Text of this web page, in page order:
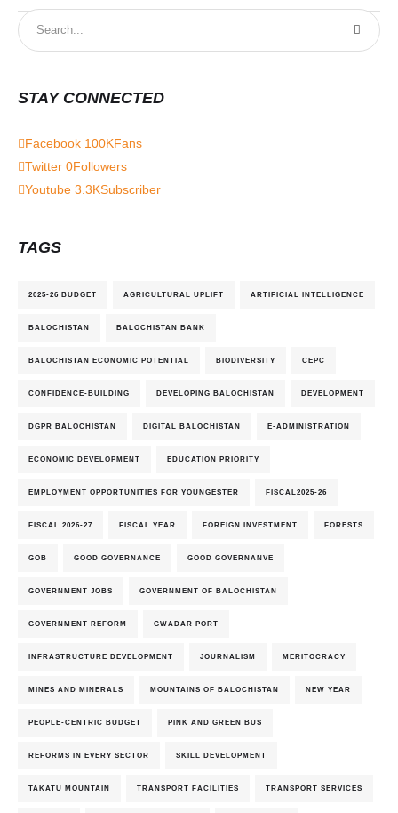
STAY CONNECTED
Facebook 100KFans
Twitter 0Followers
Youtube 3.3KSubscriber
TAGS
2025-26 BUDGET AGRICULTURAL UPLIFT ARTIFICIAL INTELLIGENCE
BALOCHISTAN BALOCHISTAN BANK
BALOCHISTAN ECONOMIC POTENTIAL BIODIVERSITY CEPC
CONFIDENCE-BUILDING DEVELOPING BALOCHISTAN DEVELOPMENT
DGPR BALOCHISTAN DIGITAL BALOCHISTAN E-ADMINISTRATION
ECONOMIC DEVELOPMENT EDUCATION PRIORITY
EMPLOYMENT OPPORTUNITIES FOR YOUNGESTER FISCAL2025-26
FISCAL 2026-27 FISCAL YEAR FOREIGN INVESTMENT FORESTS
GOB GOOD GOVERNANCE GOOD GOVERNANVE
GOVERNMENT JOBS GOVERNMENT OF BALOCHISTAN
GOVERNMENT REFORM GWADAR PORT
INFRASTRUCTURE DEVELOPMENT JOURNALISM MERITOCRACY
MINES AND MINERALS MOUNTAINS OF BALOCHISTAN NEW YEAR
PEOPLE-CENTRIC BUDGET PINK AND GREEN BUS
REFORMS IN EVERY SECTOR SKILL DEVELOPMENT
TAKATU MOUNTAIN TRANSPORT FACILITIES TRANSPORT SERVICES